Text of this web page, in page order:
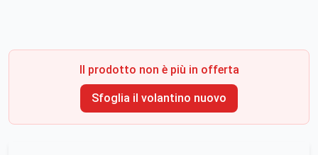
Il prodotto non è più in offerta
Sfoglia il volantino nuovo